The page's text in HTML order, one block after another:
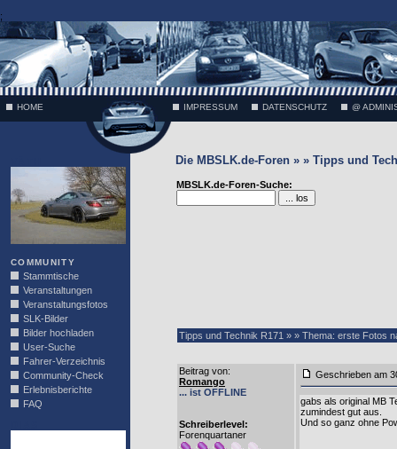
;
HOME IMPRESSUM DATENSCHUTZ @
COMMUNITY
Stammtische
Veranstaltungen
Veranstaltungsfotos
SLK-Bilder
Bilder hochladen
User-Suche
Fahrer-Verzeichnis
Community-Check
Erlebnisberichte
FAQ
Die MBSLK.de-Foren » » Tipps und
MBSLK.de-Foren-Suche:
Tipps und Technik R171 » » Thema: erste Fotos
Beitrag von:
Romango
... ist OFFLINE
Schreiberlevel:
Forenquartaner
Geschrieben am
gabs als original MB
zumindest gut aus.
Und so ganz ohne